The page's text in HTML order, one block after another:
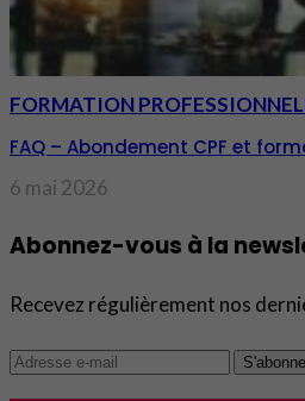
FORMATION
FAQ – Abondement CPF et
6 mai 2026
Abonnez-vous à la
Recevez régulièrement nos